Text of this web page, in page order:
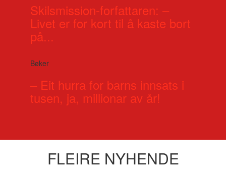
Skilsmission-forfattaren: –
Livet er for kort til å kaste bort
på...
Bøker
– Eit hurra for barns innsats i
tusen, ja, millionar av år!
FLEIRE NYHENDE